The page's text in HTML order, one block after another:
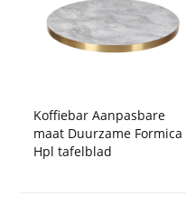
Koffiebar Aanpasbare
maat Duurzame Formica
Hpl tafelblad